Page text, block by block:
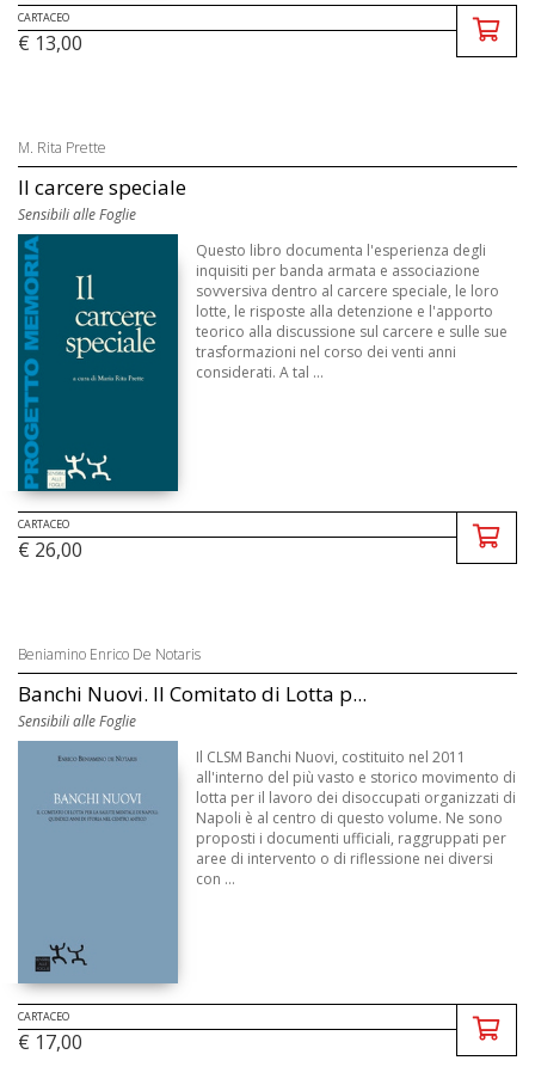
CARTACEO
€ 13,00
M. Rita Prette
Il carcere speciale
Sensibili alle Foglie
Questo libro documenta l'esperienza degli
inquisiti per banda armata e associazione
sovversiva dentro al carcere speciale, le loro
lotte, le risposte alla detenzione e l'apporto
teorico alla discussione sul carcere e sulle sue
trasformazioni nel corso dei venti anni
considerati. A tal ...
CARTACEO
€ 26,00
Beniamino Enrico De Notaris
Banchi Nuovi. Il Comitato di Lotta p...
Sensibili alle Foglie
Il CLSM Banchi Nuovi, costituito nel 2011
all'interno del più vasto e storico movimento di
lotta per il lavoro dei disoccupati organizzati di
Napoli è al centro di questo volume. Ne sono
proposti i documenti ufficiali, raggruppati per
aree di intervento o di riflessione nei diversi
con ...
CARTACEO
€ 17,00